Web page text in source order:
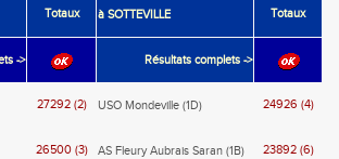
Totaux à SOTTEVILLE Totaux
-> Résultats complets ->
27292 (2) USO Mondeville (1D) 24926 (4)
26500 (3) AS Fleury Aubrais Saran (1B) 23892 (6)